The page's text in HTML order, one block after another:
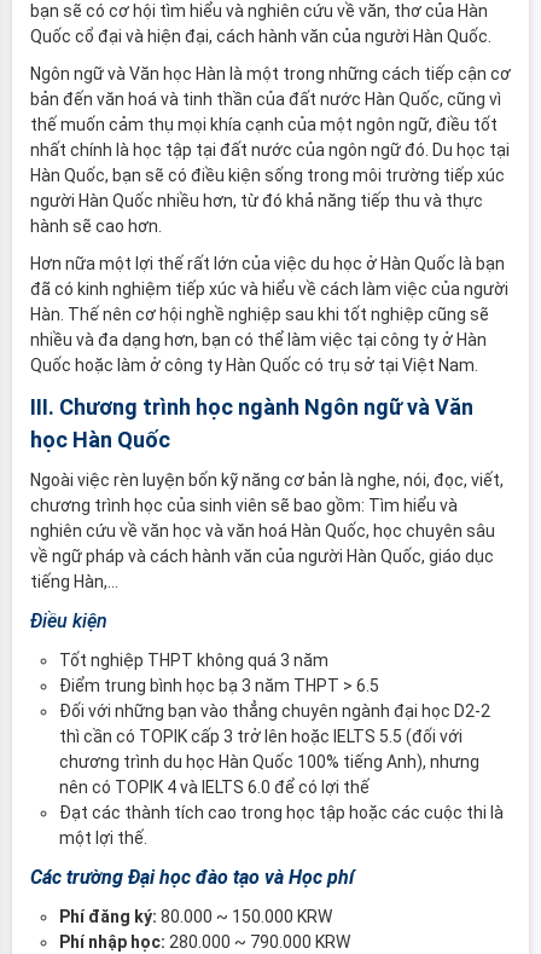
bạn sẽ có cơ hội tìm hiểu và nghiên cứu về văn, thơ của Hàn
Quốc cổ đại và hiện đại, cách hành văn của người Hàn Quốc.
Ngôn ngữ và Văn học Hàn là một trong những cách tiếp cận cơ
bản đến văn hoá và tinh thần của đất nước Hàn Quốc, cũng vì
thế muốn cảm thụ mọi khía cạnh của một ngôn ngữ, điều tốt
nhất chính là học tập tại đất nước của ngôn ngữ đó. Du học tại
Hàn Quốc, bạn sẽ có điều kiện sống trong môi trường tiếp xúc
người Hàn Quốc nhiều hơn, từ đó khả năng tiếp thu và thực
hành sẽ cao hơn.
Hơn nữa một lợi thế rất lớn của việc du học ở Hàn Quốc là bạn
đã có kinh nghiệm tiếp xúc và hiểu về cách làm việc của người
Hàn. Thế nên cơ hội nghề nghiệp sau khi tốt nghiệp cũng sẽ
nhiều và đa dạng hơn, bạn có thể làm việc tại công ty ở Hàn
Quốc hoặc làm ở công ty Hàn Quốc có trụ sở tại Việt Nam.
III. Chương trình học ngành Ngôn ngữ và Văn
học Hàn Quốc
Ngoài việc rèn luyện bốn kỹ năng cơ bản là nghe, nói, đọc, viết,
chương trình học của sinh viên sẽ bao gồm: Tìm hiểu và
nghiên cứu về văn học và văn hoá Hàn Quốc, học chuyên sâu
về ngữ pháp và cách hành văn của người Hàn Quốc, giáo dục
tiếng Hàn,…
Điều kiện
Tốt nghiệp THPT không quá 3 năm
Điểm trung bình học bạ 3 năm THPT > 6.5
Đối với những bạn vào thẳng chuyên ngành đại học D2-2
thì cần có TOPIK cấp 3 trở lên hoặc IELTS 5.5 (đối với
chương trình du học Hàn Quốc 100% tiếng Anh), nhưng
nên có TOPIK 4 và IELTS 6.0 để có lợi thế
Đạt các thành tích cao trong học tập hoặc các cuộc thi là
một lợi thế.
Các trường Đại học đào tạo và Học phí
Phí đăng ký: 80.000 ~ 150.000 KRW
Phí nhập học: 280.000 ~ 790.000 KRW